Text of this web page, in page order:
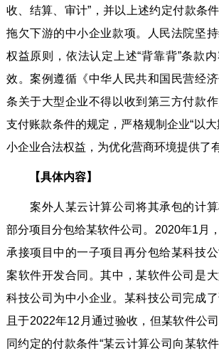
收、结算、审计”，并以上述约定付款条
拖欠下游的中小企业款项。人民法院坚
权益原则，依法认定上述“背靠背”条款
效。案例遵循《中华人民共和国民营经
条关于大型企业不得以收到第三方付款
支付账款条件的规定，严格规制企业“以大
小企业合法权益，为优化营商环境提供了
【具体内容】
案外人某云计算公司将其承包的计算
部分项目分包给某软件公司。2020年1月
承接项目中的一子项目再分包给某科技
案软件开发合同。其中，某软件公司是
科技公司为中小企业。某科技公司完成了
且于2022年12月通过验收，但某软件公
同约定的付款条件“某云计算公司向某软